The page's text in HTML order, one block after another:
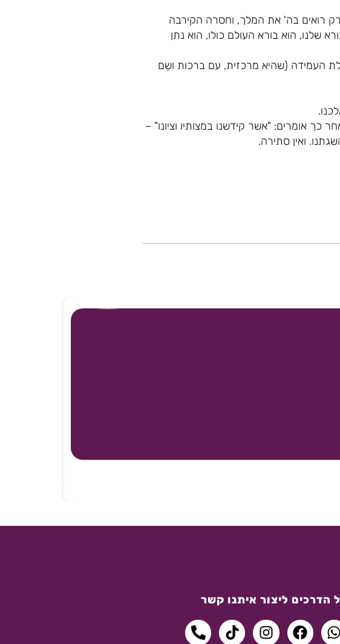
שרק רואים בה' את המלך, וחסרה הקירבה
שלנו, הוא בורא העולם כולו, הוא נתן
העמידה (שהיא מרכזית, עם ברכות ושֵם
אומרים: "אשר קידשנו במצותיו וציונו" –
ואין סתירה.
הדרכים ליצור איתנו קשר